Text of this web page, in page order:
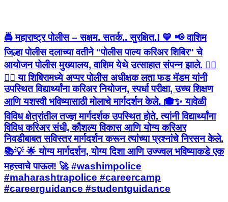
🚔 महाराष्ट्र पोलीस – सक्षम. सतर्क.. सुरक्षित.! 💙 📢 वाशिम
जिल्हा पोलीस दलाच्या वतीने "पोलीस पाल्य करिअर शिबिर" चे
आयोजन पोलीस मुख्यालय, वाशिम येथे उत्साहात संपन्न झाले. 👮‍♂️
👮‍♀️ या शिबिरामध्ये अप्पर पोलीस अधीक्षक लता फड मॅडम यांनी
उपस्थित विद्यार्थ्यांना करिअर नियोजन, स्पर्धा परीक्षा, उच्च शिक्षण
आणि यशस्वी भविष्यासाठी मोलाचे मार्गदर्शन केले. 🎓✨ यावेळी
विविध क्षेत्रांतील तज्ज्ञ मार्गदर्शक उपस्थित होते. त्यांनी विद्यार्थ्यांना
विविध करिअर संधी, कौशल्य विकास आणि योग्य करिअर
निवडीबाबत सविस्तर मार्गदर्शन करून त्यांच्या प्रश्नांचे निरसन केले.
📚💡 🌟 योग्य मार्गदर्शन, योग्य दिशा आणि उज्ज्वल भविष्याकडे एक
महत्त्वाचे पाऊल! 🚀 #washimpolice
#maharashtrapolice #careercamp
#careerguidance #studentguidance